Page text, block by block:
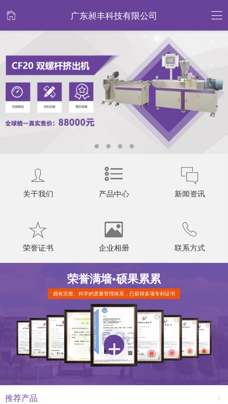
广东昶丰科技有限公司
关于我们 产品中心 新闻资讯
荣誉证书 企业相册 联系方式
荣誉满墙•硕果累累
拥有完整、科学的质量管理体系，已获得多项专利证书
推荐产品